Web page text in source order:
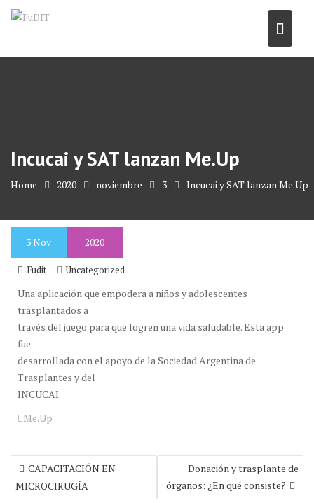
Skip
Incucai y SAT lanzan Me.Up
Home 2020 noviembre 3 Incucai y SAT lanzan Me.Up
3Nov 2020
Fudit Uncategorized
Una aplicación que empodera a niños y adolescentes
trasplantados a
través del juego para que logren una vida saludable. Esta app
fue
desarrollada con el apoyo de la Sociedad Argentina de
Trasplantes y del
INCUCAI.
Me.Up
Navegación
de
entradas
CAPACITACIÓN EN
MICROCIRUGÍA
Donación y trasplante de
órganos: ¿En qué consiste?